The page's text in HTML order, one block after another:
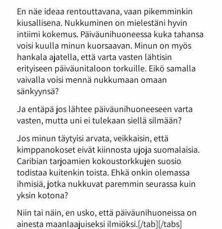
En näe ideaa rentouttavana, vaan pikemminkin
kiusallisena. Nukkuminen on mielestäni hyvin
intiimi kokemus. Päiväunihuoneessa kuka tahansa
voisi kuulla minun kuorsaavan. Minun on myös
hankala ajatella, että varta vasten lähtisin
erityiseen päiväunitaloon torkuille. Eikö samalla
vaivalla voisi mennä nukkumaan omaan
sänkyynsä?
Ja entäpä jos lähtee päiväunihuoneeseen varta
vasten, mutta uni ei tulekaan siellä silmään?
Jos minun täytyisi arvata, veikkaisin, että
kimppanokoset eivät kiinnosta ujoja suomalaisia.
Caribian tarjoamien kokoustorkkujen suosio
todistaa kuitenkin toista. Ehkä onkin olemassa
ihmisiä, jotka nukkuvat paremmin seurassa kuin
yksin kotona?
Niin tai näin, en usko, että päiväunihuoneissa on
ainesta maanlaajuiseksi ilmiöksi.[/tab][/tabs]